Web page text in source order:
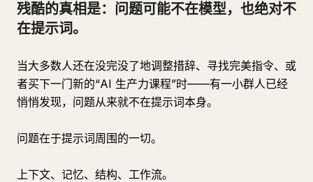
残酷的真相是：问题可能不在模型，也绝对不
在提示词。
当大多数人还在没完没了地调整措辞、寻找完美指令、或
者买下一门新的“AI 生产力课程”时——有一小群人已经
悄悄发现，问题从来就不在提示词本身。
问题在于提示词周围的一切。
上下文、记忆、结构、工作流。